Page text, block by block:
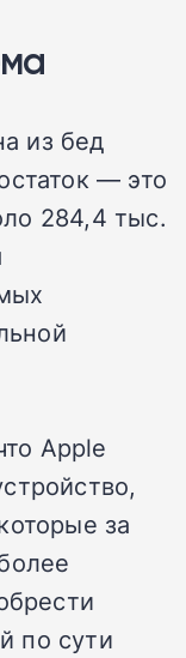
из бед
— это
284,4 тыс.
Apple
за
по сути